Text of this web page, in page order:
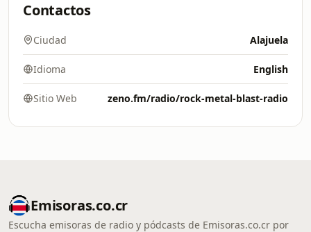
Contactos
Ciudad Alajuela
Idioma English
Sitio Web zeno.fm/radio/rock-metal-blast-radio
Emisoras.co.cr
Escucha emisoras de radio y pódcasts de Emisoras.co.cr por